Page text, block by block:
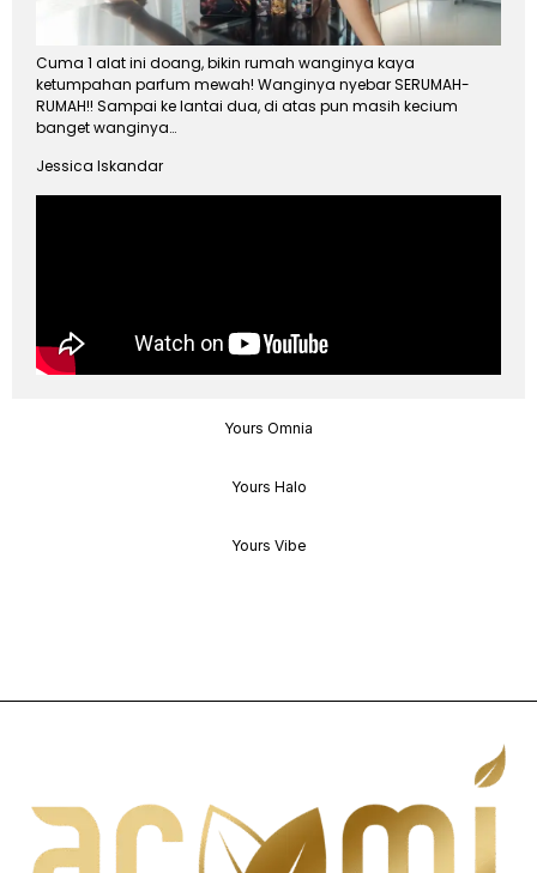
Yours Omnia
Yours Halo
Yours Vibe
Cuma 1 alat ini doang, bikin rumah wanginya kaya
ketumpahan parfum mewah! Wanginya nyebar SERUMAH-
RUMAH!! Sampai ke lantai dua, di atas pun masih kecium
banget wanginya…
Jessica Iskandar